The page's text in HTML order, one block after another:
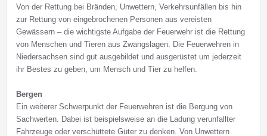
Von der Rettung bei Bränden, Unwettern, Verkehrsunfällen bis hin
zur Rettung von eingebrochenen Personen aus vereisten
Gewässern – die wichtigste Aufgabe der Feuerwehr ist die Rettung
von Menschen und Tieren aus Zwangslagen. Die Feuerwehren in
Niedersachsen sind gut ausgebildet und ausgerüstet um jederzeit
ihr Bestes zu geben, um Mensch und Tier zu helfen.
Bergen
Ein weiterer Schwerpunkt der Feuerwehren ist die Bergung von
Sachwerten. Dabei ist beispielsweise an die Ladung verunfallter
Fahrzeuge oder verschüttete Güter zu denken. Von Unwettern